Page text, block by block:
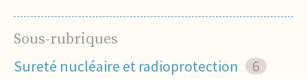
Sous-rubriques
Sureté nucléaire et radioprotection
6